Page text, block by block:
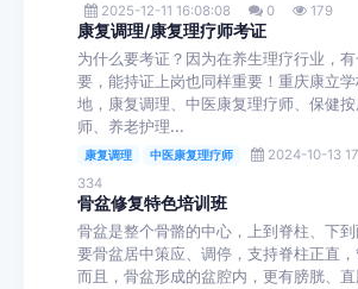
2025-12-11 16:08:08 0 179
康复调理/康复理疗师考证
为什么要考证？因为在养生理疗行业，
要，能持证上岗也同样重要！重庆康立
地，康复调理、中医康复理疗师、保健
师、养老护理...
康复调理 中医康复理疗师 2024-10-13
334
骨盆修复特色培训班
骨盆是整个骨骼的中心，上到脊柱、下
要骨盆居中策应、调停，支持脊柱正直，
而且，骨盆形成的盆腔内，更有膀胱、